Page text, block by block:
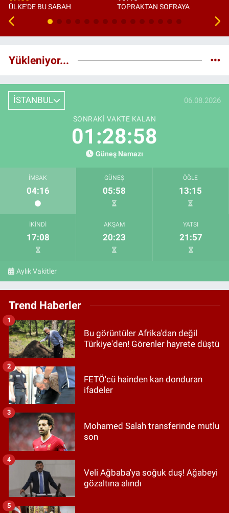
ÜLKE'DE BU SABAH TOPRAKTAN SOFRAYA
Yükleniyor...
İSTANBUL 06.08.2026
SONRAKI VAKTE KALAN
01:28:57
Güneş Namazı
İMSAK
04:16
GÜNEŞ
05:58
ÖĞLE
13:15
İKINDI
17:08
AKŞAM
20:23
YATSI
21:57
Aylık Vakitler
Trend Haberler
Bu görüntüler Afrika'dan değil
Türkiye'den! Görenler hayrete düştü
1
FETÖ'cü hainden kan donduran
ifadeler
2
Mohamed Salah transferinde mutlu
son
3
Veli Ağbaba'ya soğuk duş! Ağabeyi
gözaltına alındı
4
5